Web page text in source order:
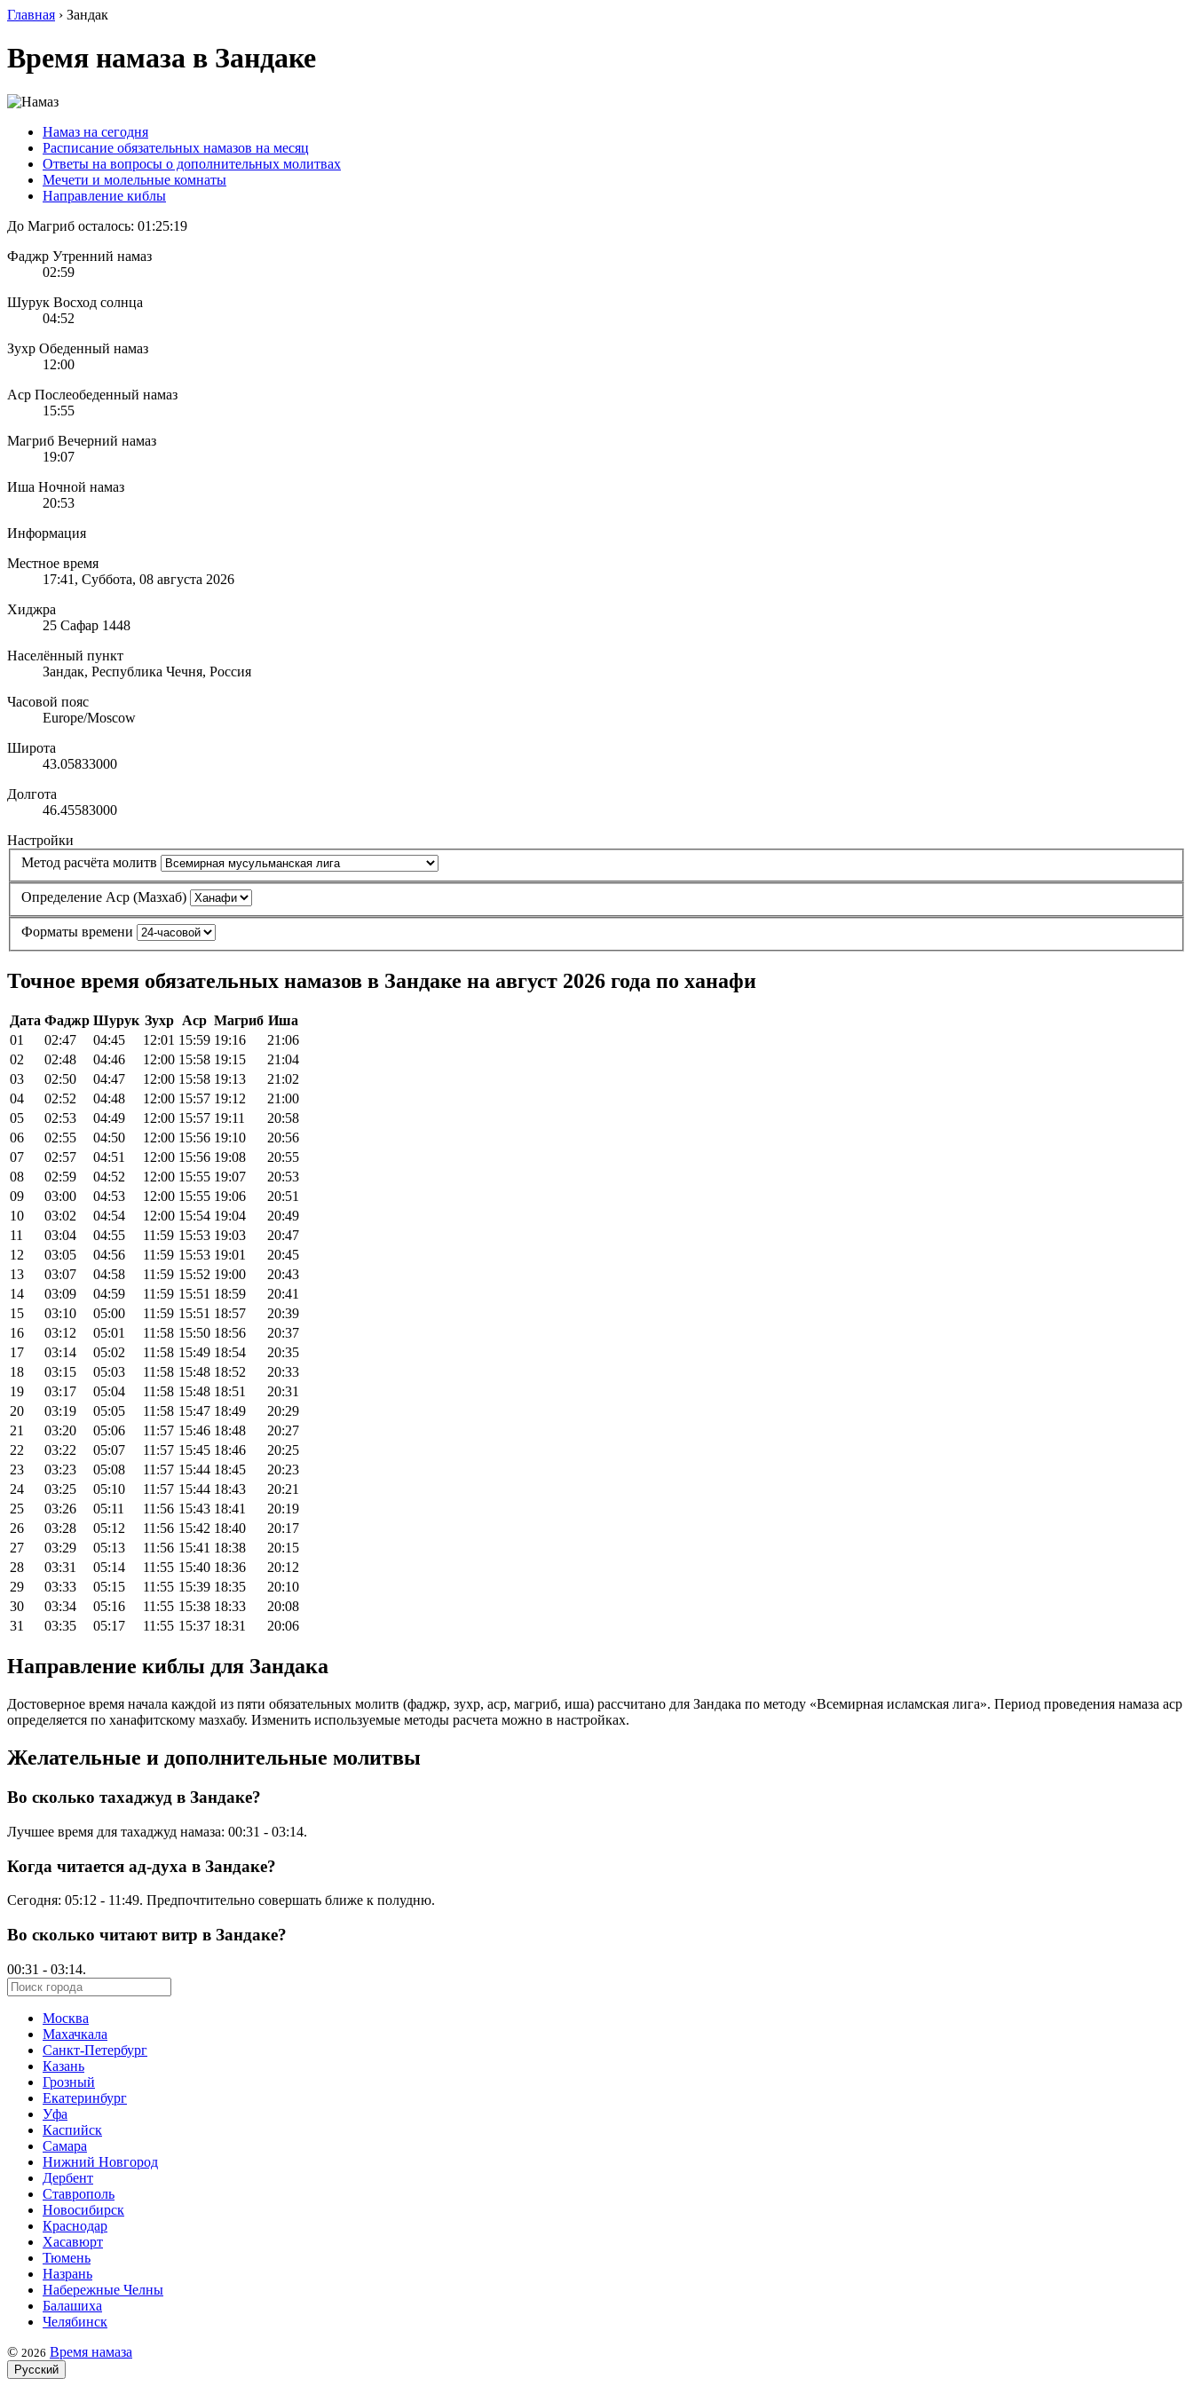
Главная › Зандак
Время намаза в Зандаке
Намаз на сегодня
Расписание обязательных намазов на месяц
Ответы на вопросы о дополнительных молитвах
Мечети и молельные комнаты
Направление киблы
До Магриб осталось: 01:25:19
Фаджр Утренний намаз
02:59
Шурук Восход солнца
04:52
Зухр Обеденный намаз
12:00
Аср Послеобеденный намаз
15:55
Магриб Вечерний намаз
19:07
Иша Ночной намаз
20:53
Информация
Местное время
17:41 , Суббота, 08 августа 2026
Хиджра
25 Сафар 1448
Населённый пункт
Зандак, Республика Чечня, Россия
Часовой пояс
Europe/Moscow
Широта
43.05833000
Долгота
46.45583000
Настройки
Метод расчёта молитв
Определение Аср (Мазхаб)
Форматы времени
Точное время обязательных намазов в Зандаке на август 2026 года по ханафи
Дата Фаджр Шурук Зухр Аср Магриб Иша
01
02:47 04:45 12:01 15:59 19:16
21:06
02
02:48 04:46 12:00 15:58 19:15
21:04
03
02:50 04:47 12:00 15:58 19:13
21:02
04
02:52 04:48 12:00 15:57 19:12
21:00
05
02:53 04:49 12:00 15:57 19:11
20:58
06
02:55 04:50 12:00 15:56 19:10
20:56
07
02:57 04:51 12:00 15:56 19:08
20:55
08
02:59 04:52 12:00 15:55 19:07
20:53
09
03:00 04:53 12:00 15:55 19:06
20:51
10
03:02 04:54 12:00 15:54 19:04
20:49
11
03:04 04:55 11:59 15:53 19:03
20:47
12
03:05 04:56 11:59 15:53 19:01
20:45
13
03:07 04:58 11:59 15:52 19:00
20:43
14
03:09 04:59 11:59 15:51 18:59
20:41
15
03:10 05:00 11:59 15:51 18:57
20:39
16
03:12 05:01 11:58 15:50 18:56
20:37
17
03:14 05:02 11:58 15:49 18:54
20:35
18
03:15 05:03 11:58 15:48 18:52
20:33
19
03:17 05:04 11:58 15:48 18:51
20:31
20
03:19 05:05 11:58 15:47 18:49
20:29
21
03:20 05:06 11:57 15:46 18:48
20:27
22
03:22 05:07 11:57 15:45 18:46
20:25
23
03:23 05:08 11:57 15:44 18:45
20:23
24
03:25 05:10 11:57 15:44 18:43
20:21
25
03:26 05:11 11:56 15:43 18:41
20:19
26
03:28 05:12 11:56 15:42 18:40
20:17
27
03:29 05:13 11:56 15:41 18:38
20:15
28
03:31 05:14 11:55 15:40 18:36
20:12
29
03:33 05:15 11:55 15:39 18:35
20:10
30
03:34 05:16 11:55 15:38 18:33
20:08
31
03:35 05:17 11:55 15:37 18:31 20:06
Направление киблы для Зандака
Достоверное время начала каждой из пяти обязательных молитв (фаджр, зухр, аср, магриб, иша) рассчитано для Зандака по методу «Всемирная исламская лига». Период проведения намаза аср
определяется по ханафитскому мазхабу. Изменить используемые методы расчета можно в настройках.
Желательные и дополнительные молитвы
Во сколько тахаджуд в Зандаке?
Лучшее время для тахаджуд намаза: 00:31 - 03:14.
Когда читается ад-духа в Зандаке?
Сегодня: 05:12 - 11:49. Предпочтительно совершать ближе к полудню.
Во сколько читают витр в Зандаке?
00:31 - 03:14.
Москва
Махачкала
Санкт-Петербург
Казань
Грозный
Екатеринбург
Уфа
Каспийск
Самара
Нижний Новгород
Дербент
Ставрополь
Новосибирск
Краснодар
Хасавюрт
Тюмень
Назрань
Набережные Челны
Балашиха
Челябинск
© 2026 Время намаза
Русский